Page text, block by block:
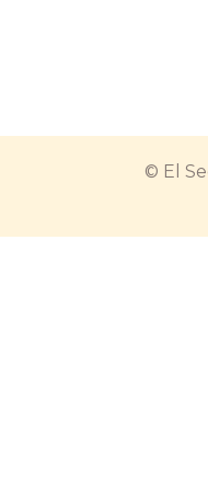
© El